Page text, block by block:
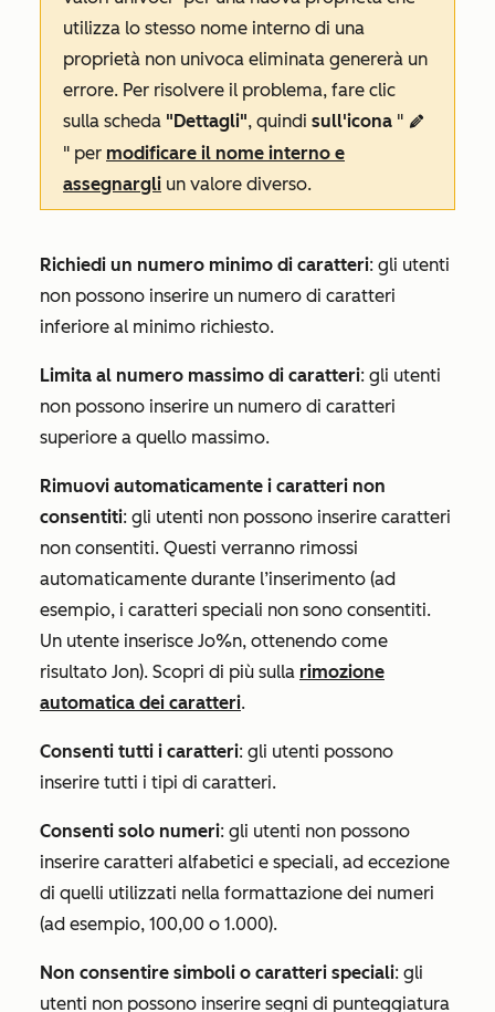
utilizza lo stesso nome interno di una
proprietà non univoca eliminata genererà un
errore. Per risolvere il problema, fare clic
sulla scheda "Dettagli", quindi sull'icona " edit
" per modificare il nome interno e
assegnargli un valore diverso.
Richiedi un numero minimo di caratteri: gli utenti
non possono inserire un numero di caratteri
inferiore al minimo richiesto.
Limita al numero massimo di caratteri: gli utenti
non possono inserire un numero di caratteri
superiore a quello massimo.
Rimuovi automaticamente i caratteri non
consentiti: gli utenti non possono inserire caratteri
non consentiti. Questi verranno rimossi
automaticamente durante l’inserimento (ad
esempio, i caratteri speciali non sono consentiti.
Un utente inserisce Jo%n, ottenendo come
risultato Jon). Scopri di più sulla rimozione
automatica dei caratteri.
Consenti tutti i caratteri: gli utenti possono
inserire tutti i tipi di caratteri.
Consenti solo numeri: gli utenti non possono
inserire caratteri alfabetici e speciali, ad eccezione
di quelli utilizzati nella formattazione dei numeri
(ad esempio, 100,00 o 1.000).
Non consentire simboli o caratteri speciali: gli
utenti non possono inserire segni di punteggiatura